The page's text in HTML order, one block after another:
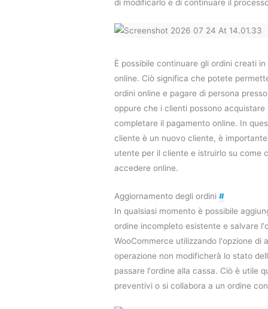
di modificarlo e di continuare il
È possibile continuare gli ordini creati
online. Ciò significa che potete
ordini online e pagare di persona
oppure che i clienti possono acquistare
completare il pagamento online. In
cliente è un nuovo cliente, è
utente per il cliente e istruirlo su come
accedere online.
Aggiornamento degli ordini #
In qualsiasi momento è possibile
ordine incompleto esistente e salvare
WooCommerce utilizzando l'opzione di
operazione non modificherà lo stato
passare l'ordine alla cassa. Ciò è utile
preventivi o si collabora a un ordine